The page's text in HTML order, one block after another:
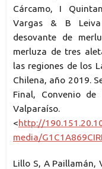
Cárcamo, I
Vargas & B
desovante de
merluza de tres
las regiones de los
Chilena, año 2019.
Final, Convenio de
Valparaíso.
<http://
media/
Lillo S, A Paillamán,